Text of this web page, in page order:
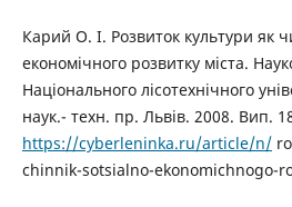
Карий О. І. Розвиток культури як
економічного розвитку міста.
Національного лісотехнічного
наук.- техн. пр. Львів. 2008. Вип.
https://cyberleninka.ru/article/n/
chinnik-sotsialno-ekonomichnogo-